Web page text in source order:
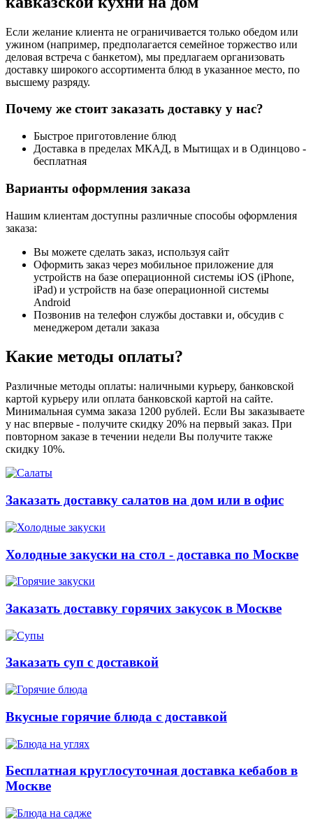
Если желание клиента не ограничивается только обедом или
ужином (например, предполагается семейное торжество или
деловая встреча с банкетом), мы предлагаем организовать
доставку широкого ассортимента блюд в указанное место, по
высшему разряду.
Почему же стоит заказать доставку у нас?
Быстрое приготовление блюд
Доставка в пределах МКАД, в Мытищах и в Одинцово -
бесплатная
Варианты оформления заказа
Нашим клиентам доступны различные способы оформления
заказа:
Вы можете сделать заказ, используя сайт
Оформить заказ через мобильное приложение для
устройств на базе операционной системы iOS (iPhone,
iPad) и устройств на базе операционной системы
Android
Позвонив на телефон службы доставки и, обсудив с
менеджером детали заказа
Какие методы оплаты?
Различные методы оплаты: наличными курьеру, банковской
картой курьеру или оплата банковской картой на сайте.
Минимальная сумма заказа 1200 рублей. Если Вы заказываете
у нас впервые - получите скидку 20% на первый заказ. При
повторном заказе в течении недели Вы получите также
скидку 10%.
Заказать доставку салатов на дом или в офис
Холодные закуски на стол - доставка по Москве
Заказать доставку горячих закусок в Москве
Заказать суп с доставкой
Вкусные горячие блюда с доставкой
Бесплатная круглосуточная доставка кебабов в
Москве